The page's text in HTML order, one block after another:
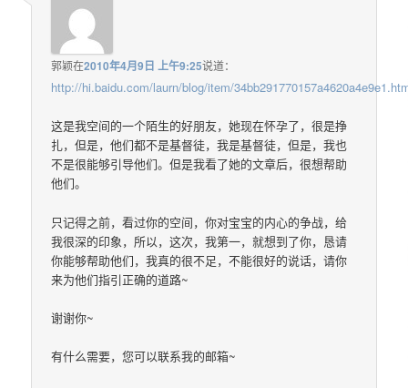
郭颖在2010年4月9日 上午9:25说道：
http://hi.baidu.com/laurn/blog/item/
这是我空间的一个陌生的好朋友，她现在怀孕了，很是挣
扎，但是，他们都不是基督徒，我是基督徒，但是，我也
不是很能够引导他们。但是我看了她的文章后，很想帮助
他们。
只记得之前，看过你的空间，你对宝宝的内心的争战，给
我很深的印象，所以，这次，我第一，就想到了你，恳请
你能够帮助他们，我真的很不足，不能很好的说话，请你
来为他们指引正确的道路~
谢谢你~
有什么需要，您可以联系我的邮箱~